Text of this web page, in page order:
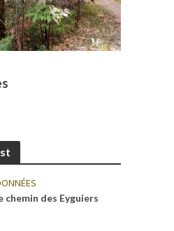
chemin des Eyguiers